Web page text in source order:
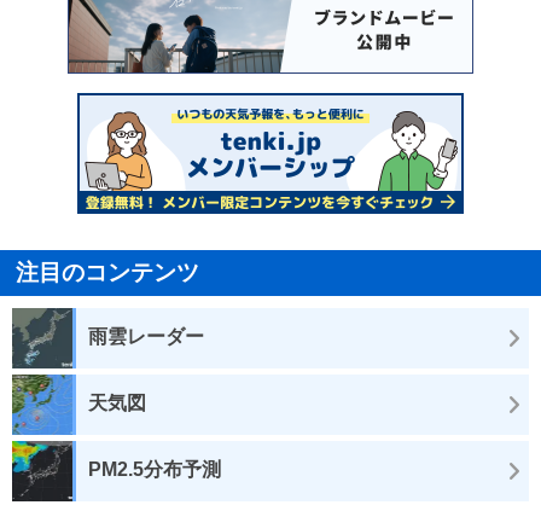
注目のコンテンツ
雨雲レーダー
天気図
PM2.5分布予測